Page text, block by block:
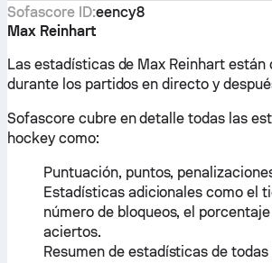
Sofascore ID:eency8
Max Reinhart
Las estadísticas de Max Reinhart están
durante los partidos en directo y
Sofascore cubre en detalle todas las
hockey como:
Puntuación, puntos,
Estadísticas adicionales como el
número de bloqueos, el
aciertos.
Resumen de estadísticas de